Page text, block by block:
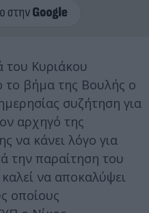
του Κυριάκου
το βήμα της Βουλής ο
συζήτηση για
αρχηγό της
να κάνει λόγο για
την παραίτηση του
να αποκαλύψει
οποίους